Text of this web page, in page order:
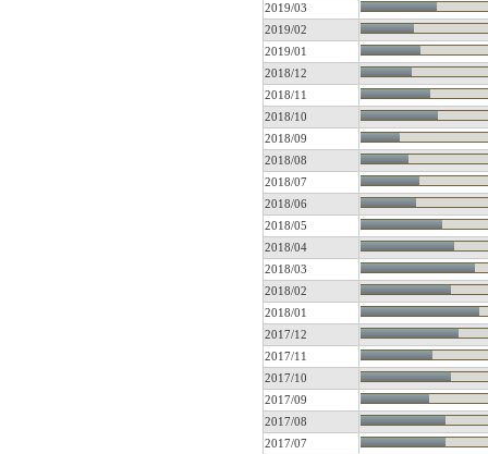
2019/03
2019/02
2019/01
2018/12
2018/11
2018/10
2018/09
2018/08
2018/07
2018/06
2018/05
2018/04
2018/03
2018/02
2018/01
2017/12
2017/11
2017/10
2017/09
2017/08
2017/07